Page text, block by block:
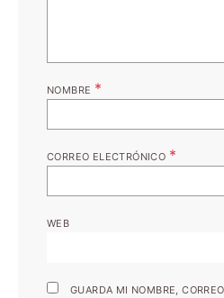
NOMBRE *
CORREO ELECTRÓNICO *
WEB
GUARDA MI NOMBRE,